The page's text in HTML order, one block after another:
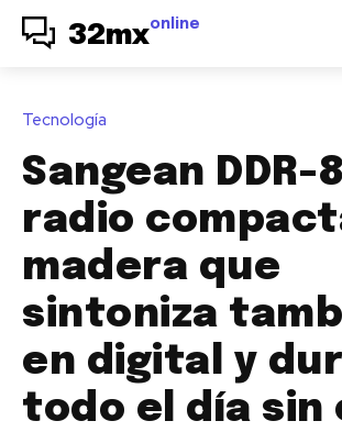
32mxonline
Tecnología
Sangean DDR-
radio
madera que
sintoniza
en digital y
todo el día sin